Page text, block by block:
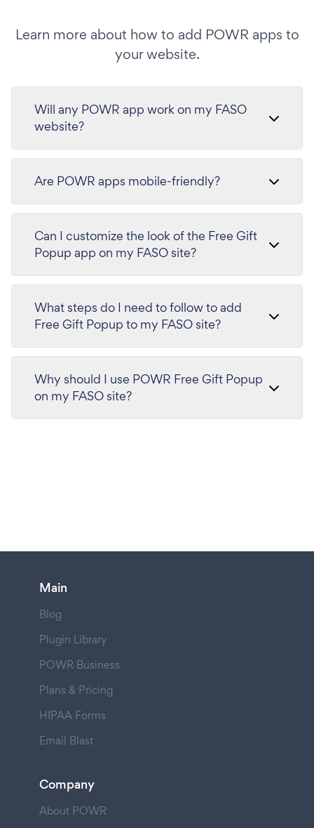
Learn more about how to add POWR apps to
your website.
Will any POWR app work on my FASO
website?
Are POWR apps mobile-friendly?
Can I customize the look of the Free Gift
Popup app on my FASO site?
What steps do I need to follow to add
Free Gift Popup to my FASO site?
Why should I use POWR Free Gift Popup
on my FASO site?
Main
Blog
Plugin Library
POWR Business
Plans & Pricing
HIPAA Forms
Email Blast
Company
About POWR